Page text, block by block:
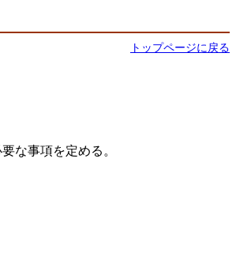
トップページに戻る
な事項を定める。